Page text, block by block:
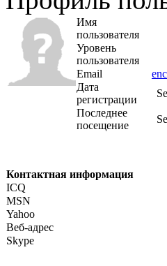
Имя
пользователя
Уровень
пользователя
Email
Дата
регистрации
Последнее
посещение
Контактная информация
ICQ
MSN
Yahoo
Веб-адрес
Skype